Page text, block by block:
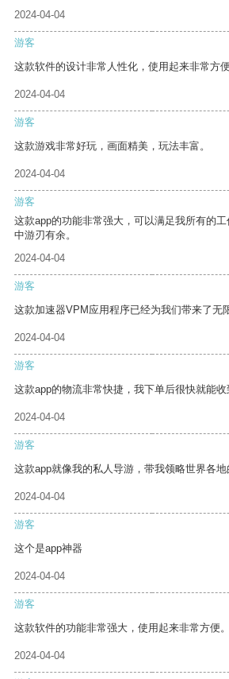
2024-04-04
游客
这款软件的设计非常人性化，使用起来非常方便
2024-04-04
游客
这款游戏非常好玩，画面精美，玩法丰富。
2024-04-04
游客
这款app的功能非常强大，可以满足我所有的
中游刃有余。
2024-04-04
游客
这款加速器VPM应用程序已经为我们带来了无
2024-04-04
游客
这款app的物流非常快捷，我下单后很快就能收
2024-04-04
游客
这款app就像我的私人导游，带我领略世界各地
2024-04-04
游客
这个是app神器
2024-04-04
游客
这款软件的功能非常强大，使用起来非常方便。
2024-04-04